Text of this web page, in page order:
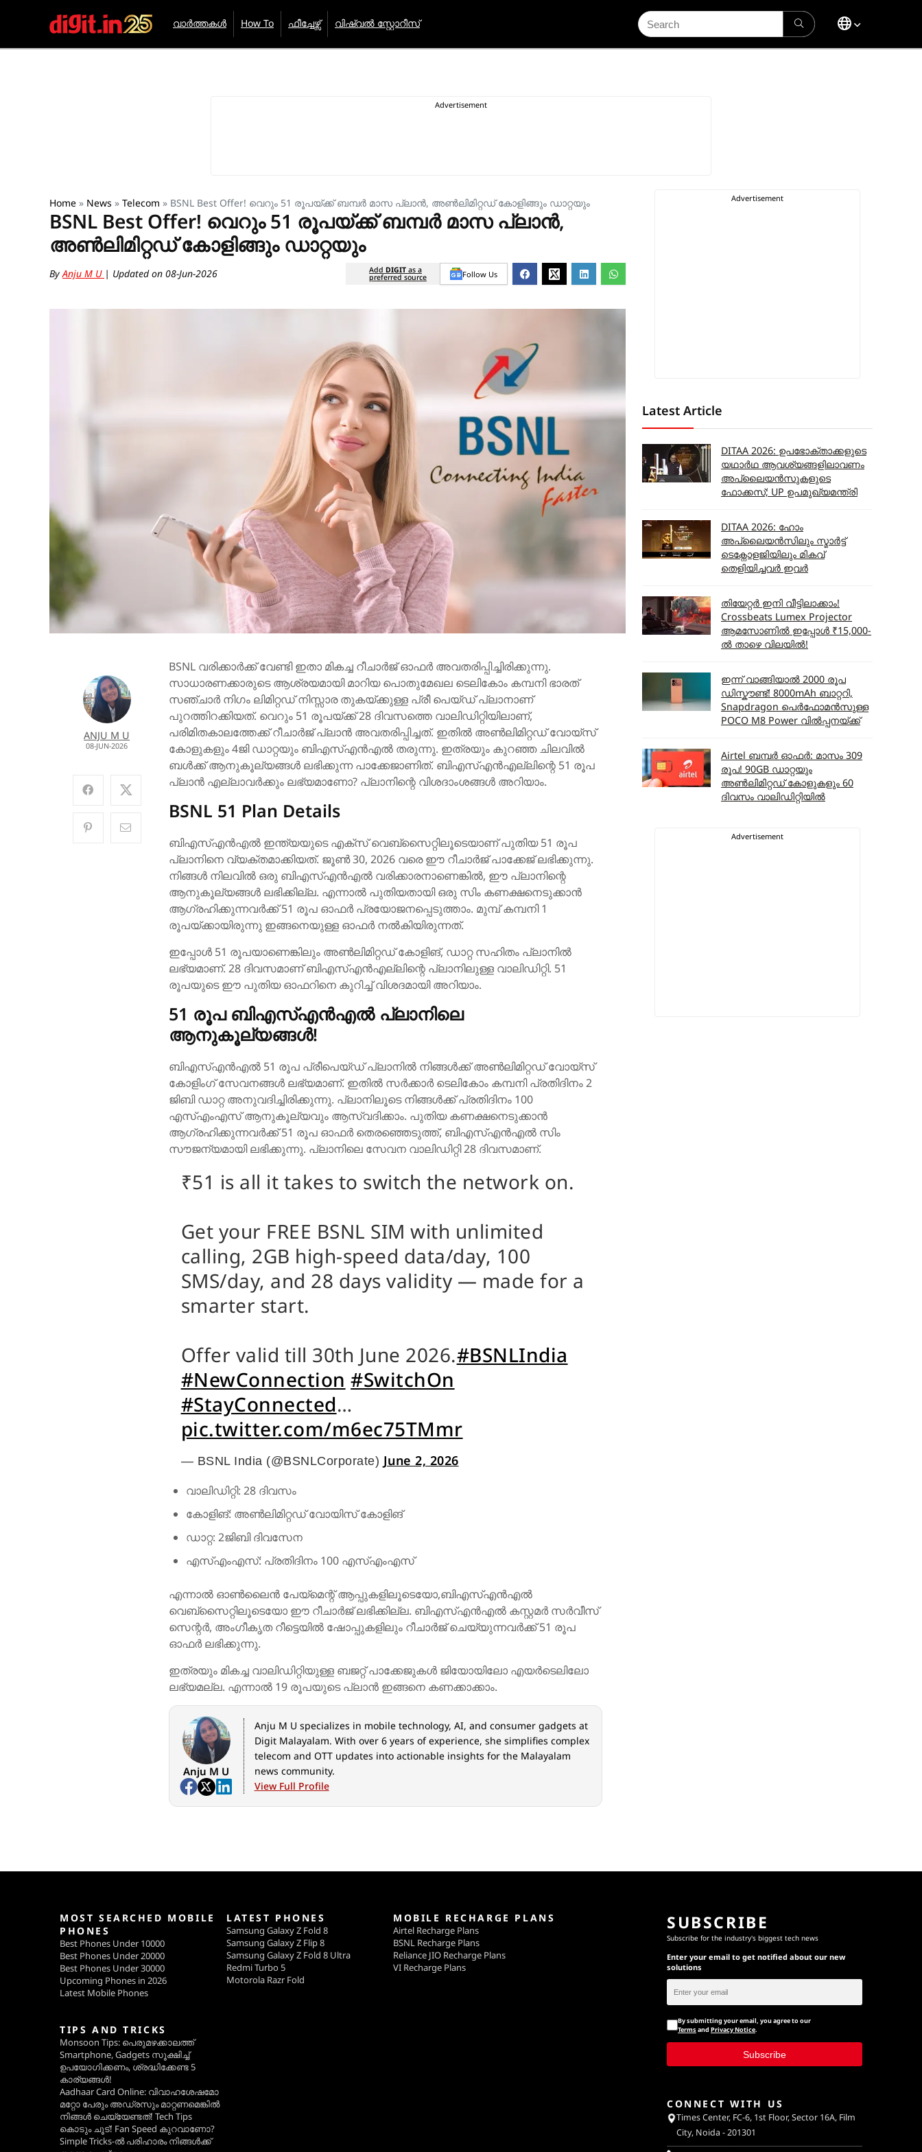
വാർത്തകൾ How To ഫീച്ചേഴ്സ് വിഷ്വൽ സ്റ്റോറീസ്
Search
for:
Home » News » Telecom » BSNL Best Offer! വെറും 51 രൂപയ്ക്ക് ബമ്പർ മാസ പ്ലാൻ, അൺലിമിറ്റഡ് കോളിങ്ങും ഡാറ്റയും
BSNL Best Offer! വെറും 51 രൂപയ്ക്ക് ബമ്പർ മാസ പ്ലാൻ,
അൺലിമിറ്റഡ് കോളിങ്ങും ഡാറ്റയും
ByAnju M U | Updated on 08-Jun-2026 Add DIGIT as a
preferred source Follow Us
ANJU M U
08-JUN-2026
BSNL വരിക്കാർക്ക് വേണ്ടി ഇതാ മികച്ച റീചാർജ് ഓഫർ അവതരിപ്പിച്ചിരിക്കുന്നു.
സാധാരണക്കാരുടെ ആശ്രയമായി മാറിയ പൊതുമേഖല ടെലികോം കമ്പനി ഭാരത്
സഞ്ചാർ നിഗം ലിമിറ്റഡ് നിസ്സാര തുകയ്ക്കുള്ള പ്രീ പെയ്ഡ് പ്ലാനാണ്
പുറത്തിറക്കിയത്. വെറും 51 രൂപയ്ക്ക് 28 ദിവസത്തെ വാലിഡിറ്റിയിലാണ്,
പരിമിതകാലത്തേക്ക് റീചാർജ് പ്ലാൻ അവതരിപ്പിച്ചത്. ഇതിൽ അൺലിമിറ്റഡ് വോയ്‌സ്
കോളുകളും 4ജി ഡാറ്റയും ബിഎസ്എൻഎൽ തരുന്നു. ഇത്രയും കുറഞ്ഞ ചിലവിൽ
ബൾക്ക് ആനുകൂല്യങ്ങൾ ലഭിക്കുന്ന പാക്കേജാണിത്. ബിഎസ്എൻഎല്ലിന്റെ 51 രൂപ
പ്ലാൻ എല്ലാവർക്കും ലഭ്യമാണോ? പ്ലാനിന്റെ വിശദാംശങ്ങൾ അറിയാം.
BSNL 51 Plan Details
ബിഎസ്എൻഎൽ ഇന്ത്യയുടെ എക്സ് വെബ്സൈറ്റിലൂടെയാണ് പുതിയ 51 രൂപ
പ്ലാനിനെ വ്യക്തമാക്കിയത്. ജൂൺ 30, 2026 വരെ ഈ റീചാർജ് പാക്കേജ് ലഭിക്കുന്നു.
നിങ്ങൾ നിലവിൽ ഒരു ബിഎസ്എൻഎൽ വരിക്കാരനാണെങ്കിൽ, ഈ പ്ലാനിന്റെ
ആനുകൂല്യങ്ങൾ ലഭിക്കില്ല. എന്നാൽ പുതിയതായി ഒരു സിം കണക്ഷനെടുക്കാൻ
ആഗ്രഹിക്കുന്നവർക്ക് 51 രൂപ ഓഫർ പ്രയോജനപ്പെടുത്താം. മുമ്പ് കമ്പനി 1
രൂപയ്ക്കായിരുന്നു ഇങ്ങനെയുള്ള ഓഫർ നൽകിയിരുന്നത്.
ഇപ്പോൾ 51 രൂപയാണെങ്കിലും അൺലിമിറ്റഡ് കോളിങ്, ഡാറ്റ സഹിതം പ്ലാനിൽ
ലഭ്യമാണ്. 28 ദിവസമാണ് ബിഎസ്എൻഎല്ലിന്റെ പ്ലാനിലുള്ള വാലിഡിറ്റി. 51
രൂപയുടെ ഈ പുതിയ ഓഫറിനെ കുറിച്ച് വിശദമായി അറിയാം.
51 രൂപ ബിഎസ്എൻഎൽ പ്ലാനിലെ
ആനുകൂല്യങ്ങൾ!
ബി‌എസ്‌എൻ‌എൽ 51 രൂപ പ്രീപെയ്ഡ് പ്ലാനിൽ നിങ്ങൾക്ക് അൺലിമിറ്റഡ് വോയ്‌സ്
കോളിംഗ് സേവനങ്ങൾ ലഭ്യമാണ്. ഇതിൽ സർക്കാർ ടെലികോം കമ്പനി പ്രതിദിനം 2
ജിബി ഡാറ്റ അനുവദിച്ചിരിക്കുന്നു. പ്ലാനിലൂടെ നിങ്ങൾക്ക് പ്രതിദിനം 100
എസ്‌എം‌എസ് ആനുകൂല്യവും ആസ്വദിക്കാം. പുതിയ കണക്ഷനെടുക്കാൻ
ആഗ്രഹിക്കുന്നവർക്ക് 51 രൂപ ഓഫർ തെരഞ്ഞെടുത്ത്, ബിഎസ്എൻഎൽ സിം
സൗജന്യമായി ലഭിക്കുന്നു. പ്ലാനിലെ സേവന വാലിഡിറ്റി 28 ദിവസമാണ്.
₹51 is all it takes to switch the network on.
Get your FREE BSNL SIM with unlimited
calling, 2GB high-speed data/day, 100
SMS/day, and 28 days validity — made for a
smarter start.
Offer valid till 30th June 2026.#BSNLIndia
#NewConnection #SwitchOn
#StayConnected…
pic.twitter.com/m6ec75TMmr
— BSNL India (@BSNLCorporate) June 2, 2026
വാലിഡിറ്റി: 28 ദിവസം
കോളിങ്: അൺലിമിറ്റഡ് വോയിസ് കോളിങ്
ഡാറ്റ: 2ജിബി ദിവസേന
എസ്എംഎസ്: പ്രതിദിനം 100 എസ്എംഎസ്
എന്നാൽ ഓൺലൈൻ പേയ്മെന്റ് ആപ്പുകളിലൂടെയോ,ബിഎസ്എൻഎൽ
വെബ്സൈറ്റിലൂടെയോ ഈ റീചാർജ് ലഭിക്കില്ല. ബിഎസ്എൻഎൽ കസ്റ്റമർ സർവീസ്
സെന്റർ, അംഗീകൃത റീട്ടെയിൽ ഷോപ്പുകളിലും റീചാർജ് ചെയ്യുന്നവർക്ക് 51 രൂപ
ഓഫർ ലഭിക്കുന്നു.
ഇത്രയും മികച്ച വാലിഡിറ്റിയുള്ള ബജറ്റ് പാക്കേജുകൾ ജിയോയിലോ എയർടെലിലോ
ലഭ്യമല്ല. എന്നാൽ 19 രൂപയുടെ പ്ലാൻ ഇങ്ങനെ കണക്കാക്കാം.
Anju M U
Anju M U specializes in mobile technology, AI, and consumer gadgets at
Digit Malayalam. With over 6 years of experience, she simplifies complex
telecom and OTT updates into actionable insights for the Malayalam
news community.
View Full Profile
Latest Article
DITAA 2026: ഉപഭോക്താക്കളുടെ
യഥാർഥ ആവശ്യങ്ങളിലാവണം
അപ്ലൈയൻസുകളുടെ
ഫോക്കസ്; UP ഉപമുഖ്യമന്ത്രി
DITAA 2026: ഹോം
അപ്ലൈയൻസിലും സ്മാർട്ട്
ടെക്നോളജിയിലും മികവ്
തെളിയിച്ചവർ ഇവർ
തിയേറ്റർ ഇനി വീട്ടിലാക്കാം!
Crossbeats Lumex Projector
ആമസോണിൽ ഇപ്പോൾ ₹15,000-
ൽ താഴെ വിലയിൽ!
ഇന്ന് വാങ്ങിയാൽ 2000 രൂപ
ഡിസ്കൗണ്ട്! 8000mAh ബാറ്ററി,
Snapdragon പെർഫോമൻസുള്ള
POCO M8 Power വിൽപ്പനയ്ക്ക്
Airtel ബമ്പർ ഓഫർ: മാസം 309
രൂപ! 90GB ഡാറ്റയും
അൺലിമിറ്റഡ് കോളുകളും 60
ദിവസം വാലിഡിറ്റിയിൽ
MOST SEARCHED MOBILE
PHONES
Best Phones Under 10000
Best Phones Under 20000
Best Phones Under 30000
Upcoming Phones in 2026
Latest Mobile Phones
LATEST PHONES
Samsung Galaxy Z Fold 8
Samsung Galaxy Z Flip 8
Samsung Galaxy Z Fold 8 Ultra
Redmi Turbo 5
Motorola Razr Fold
MOBILE RECHARGE PLANS
Airtel Recharge Plans
BSNL Recharge Plans
Reliance JIO Recharge Plans
VI Recharge Plans
TIPS AND TRICKS
Monsoon Tips: പെരുമഴക്കാലത്ത്
Smartphone, Gadgets സൂക്ഷിച്ച്
ഉപയോഗിക്കണം, ശ്രദ്ധിക്കേണ്ട 5
കാര്യങ്ങൾ!
Aadhaar Card Online: വിവാഹശേഷമോ
മറ്റോ പേരും അഡ്രസും മാറ്റണമെങ്കിൽ
നിങ്ങൾ ചെയ്യേണ്ടത്! Tech Tips
കൊടും ചൂട്! Fan Speed കുറവാണോ?
Simple Tricks-ൽ പരിഹാരം നിങ്ങൾക്ക്
SUBSCRIBE
Subscribe for the industry's biggest tech news
Enter your email to get notified about our new
solutions
By submitting your email, you agree to our
Terms and Privacy Notice.
Subscribe
CONNECT WITH US
Times Center, FC-6, 1st Floor, Sector 16A, Film
City, Noida - 201301